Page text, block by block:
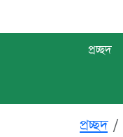
প্রচ্ছদ
প্রচ্ছদ